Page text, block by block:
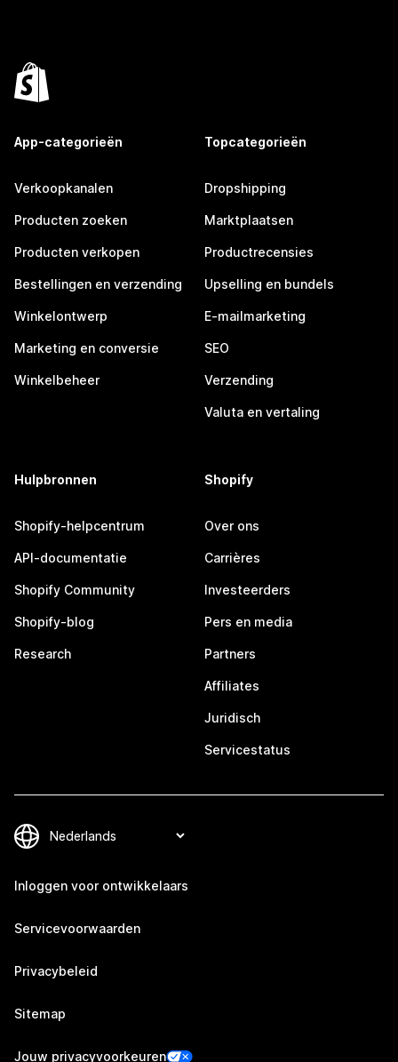
App-categorieën
Verkoopkanalen
Producten zoeken
Producten verkopen
Bestellingen en verzending
Winkelontwerp
Marketing en conversie
Winkelbeheer
Topcategorieën
Dropshipping
Marktplaatsen
Productrecensies
Upselling en bundels
E-mailmarketing
SEO
Verzending
Valuta en vertaling
Hulpbronnen
Shopify-helpcentrum
API-documentatie
Shopify Community
Shopify-blog
Research
Shopify
Over ons
Carrières
Investeerders
Pers en media
Partners
Affiliates
Juridisch
Servicestatus
Inloggen voor ontwikkelaars
Servicevoorwaarden
Privacybeleid
Sitemap
Jouw privacyvoorkeuren